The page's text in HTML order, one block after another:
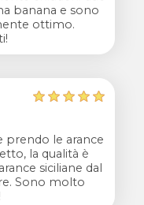
banana e sono
ottimo.
prendo le arance
la qualità è
siciliane dal
Sono molto